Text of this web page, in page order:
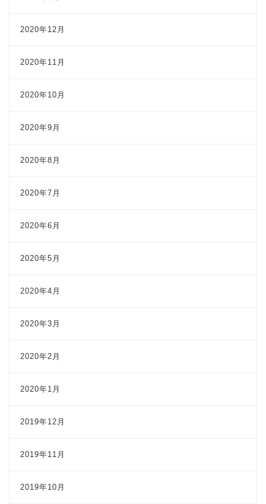
2020年12月
2020年11月
2020年10月
2020年9月
2020年8月
2020年7月
2020年6月
2020年5月
2020年4月
2020年3月
2020年2月
2020年1月
2019年12月
2019年11月
2019年10月